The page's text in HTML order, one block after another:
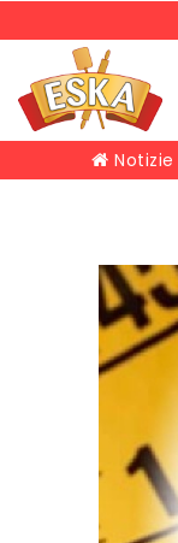
Notizie